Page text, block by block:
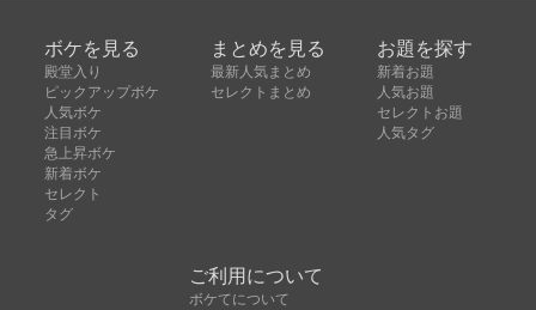
ボケを見る
殿堂入り
ピックアップボケ
人気ボケ
注目ボケ
急上昇ボケ
新着ボケ
セレクト
タグ
まとめを見る
最新人気まとめ
セレクトまとめ
お題を探す
新着お題
人気お題
セレクトお題
人気タグ
ご利用について
ボケてについて